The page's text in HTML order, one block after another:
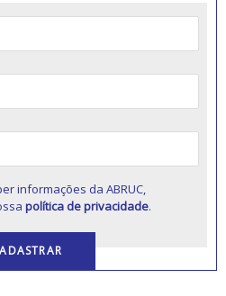
informações da ABRUC,
política de privacidade.